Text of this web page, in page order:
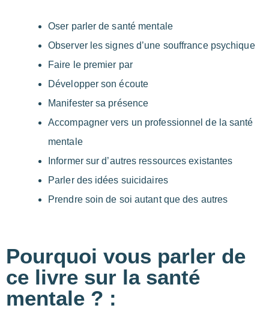
Oser parler de santé mentale
Observer les signes d’une souffrance psychique
Faire le premier par
Développer son écoute
Manifester sa présence
Accompagner vers un professionnel de la santé
mentale
Informer sur d’autres ressources existantes
Parler des idées suicidaires
Prendre soin de soi autant que des autres
Pourquoi vous parler de
ce livre sur la santé
mentale ? :